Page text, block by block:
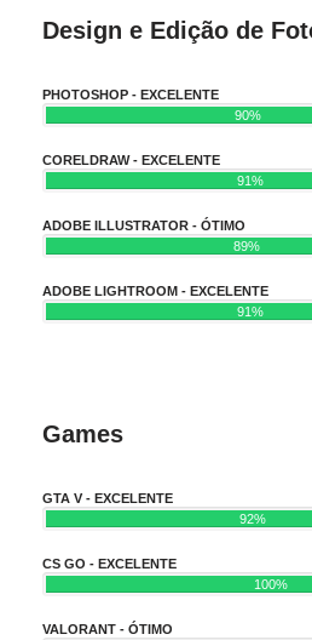
Design e Edição de
PHOTOSHOP - EXCELENTE
90%
CORELDRAW - EXCELENTE
91%
ADOBE ILLUSTRATOR - ÓTIMO
89%
ADOBE LIGHTROOM - EXCELENTE
91%
Games
GTA V - EXCELENTE
92%
CS GO - EXCELENTE
100%
VALORANT - ÓTIMO